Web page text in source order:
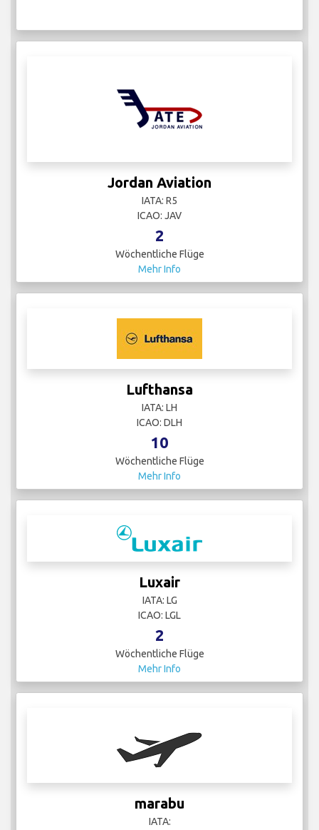
Jordan Aviation
IATA: R5
ICAO: JAV
2
Wöchentliche Flüge
Mehr Info
Lufthansa
IATA: LH
ICAO: DLH
10
Wöchentliche Flüge
Mehr Info
Luxair
IATA: LG
ICAO: LGL
2
Wöchentliche Flüge
Mehr Info
marabu
IATA: